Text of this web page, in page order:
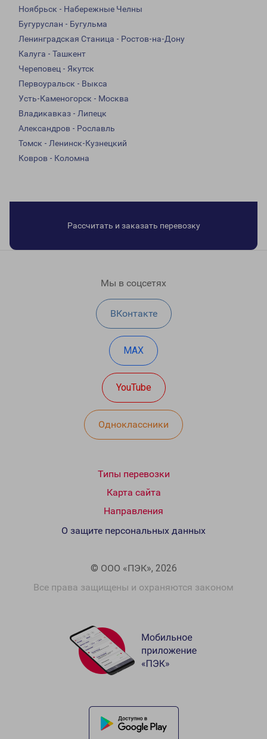
Ноябрьск - Набережные Челны
Бугуруслан - Бугульма
Ленинградская Станица - Ростов-на-Дону
Калуга - Ташкент
Череповец - Якутск
Первоуральск - Выкса
Усть-Каменогорск - Москва
Владикавказ - Липецк
Александров - Рославль
Томск - Ленинск-Кузнецкий
Ковров - Коломна
Рассчитать и заказать перевозку
Мы в соцсетях
ВКонтакте
MAX
YouTube
Одноклассники
Типы перевозки
Карта сайта
Направления
© ООО «ПЭК», 2026
Все права защищены и охраняются законом
О защите персональных данных